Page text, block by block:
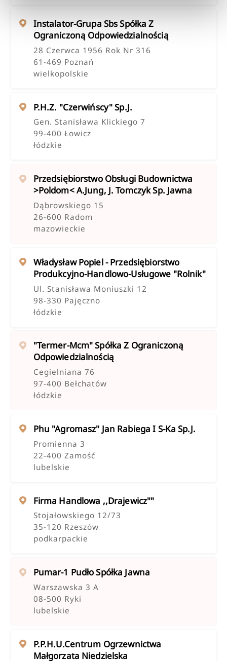
Instalator-Grupa Sbs Spółka Z
Ograniczoną Odpowiedzialnością
28 Czerwca 1956 Rok Nr 316
61-469 Poznań
wielkopolskie
P.h.z. "czerwińscy" Sp.j.
Gen. Stanisława Klickiego 7
99-400 Łowicz
łódzkie
Przedsiębiorstwo Obsługi Budownictwa
>poldom< A.jung, J. Tomczyk Sp. Jawna
Dąbrowskiego 15
26-600 Radom
mazowieckie
Władysław Popiel - Przedsiębiorstwo
Produkcyjno-Handlowo-Usługowe "rolnik"
Ul. Stanisława Moniuszki 12
98-330 Pajęczno
łódzkie
"termer-Mcm" Spółka Z Ograniczoną
Odpowiedzialnością
Cegielniana 76
97-400 Bełchatów
łódzkie
Phu "agromasz" Jan Rabiega I S-Ka Sp.j.
Promienna 3
22-400 Zamość
lubelskie
Firma Handlowa ,,drajewicz""
Stojałowskiego 12/73
35-120 Rzeszów
podkarpackie
Pumar-1 Pudło Spółka Jawna
Warszawska 3 A
08-500 Ryki
lubelskie
P.p.h.u.centrum Ogrzewnictwa
Małgorzata Niedzielska